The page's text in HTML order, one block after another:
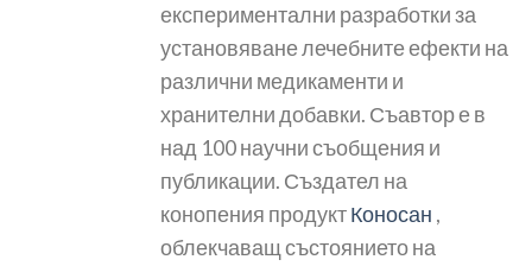
експериментални разработки за
установяване лечебните ефекти на
различни медикаменти и
хранителни добавки. Съавтор е в
над 100 научни съобщения и
публикации. Създател на
конопения продуктКоносан ,
облекчаващ състоянието на